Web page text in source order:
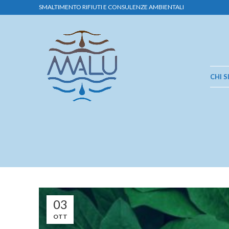
SMALTIMENTO RIFIUTI E CONSULENZE AMBIENTALI
CHI
03
OTT